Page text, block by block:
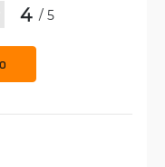
4 / 5